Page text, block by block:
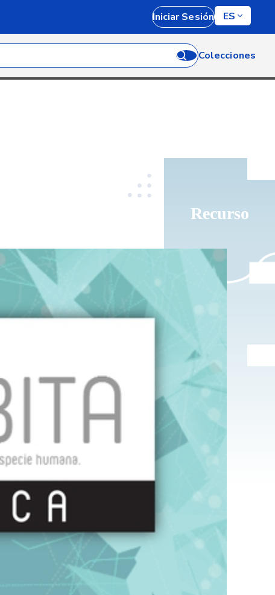
Iniciar Sesión ES
Colecciones
Recurso